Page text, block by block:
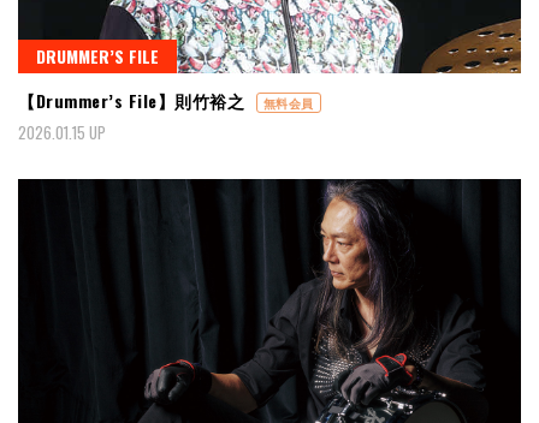
DRUMMER’S FILE
【Drummer’s File】則竹裕之
無料会員
2026.01.15 UP